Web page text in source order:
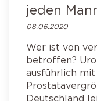
jeden
08.06.2020
Wer ist von
betroffen?
ausführlich
Deutschland